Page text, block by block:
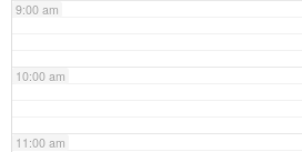
9:00 am
10:00 am
11:00 am